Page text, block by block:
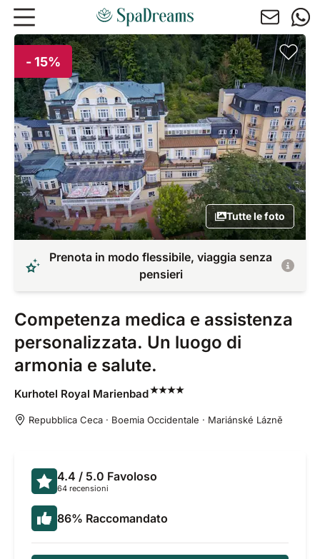
Andare al contenuto principale
- 15%
Tutte le foto
Prenota in modo flessibile, viaggia senza
pensieri
Competenza medica e assistenza
personalizzata. Un luogo di
armonia e salute.
Kurhotel Royal Marienbad
Repubblica Ceca · Boemia Occidentale · Mariánské Lázně
4.4 / 5.0 Favoloso
64 recensioni
86% Raccomandato